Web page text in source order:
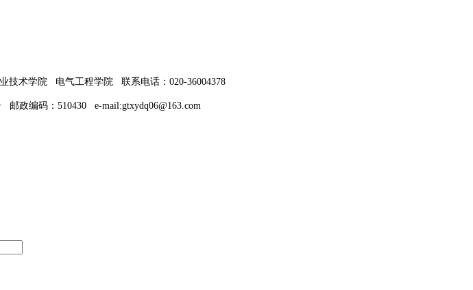
技术学院 电气工程学院 联系电话：020-36004378
邮政编码：510430 e-mail:gtxydq06@163.com